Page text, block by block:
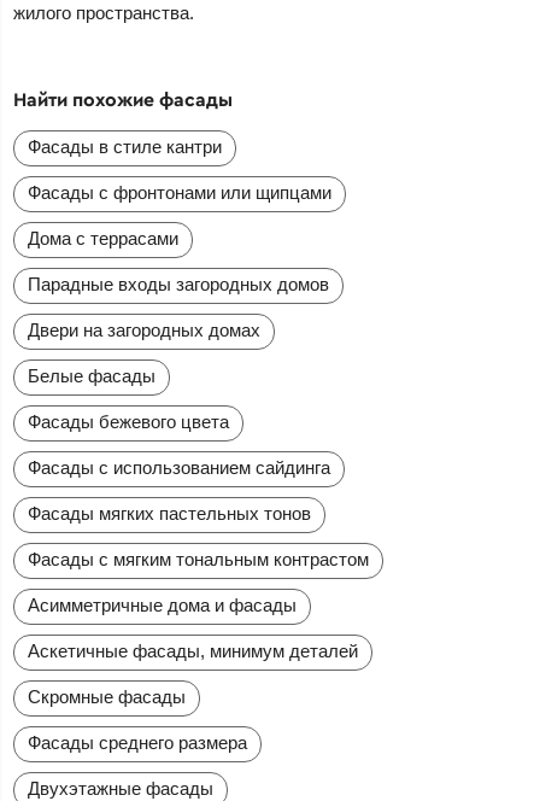
жилого пространства.
Найти похожие фасады
Фасады в стиле кантри
Фасады с фронтонами или щипцами
Дома с террасами
Парадные входы загородных домов
Двери на загородных домах
Белые фасады
Фасады бежевого цвета
Фасады с использованием сайдинга
Фасады мягких пастельных тонов
Фасады с мягким тональным контрастом
Асимметричные дома и фасады
Аскетичные фасады, минимум деталей
Скромные фасады
Фасады среднего размера
Двухэтажные фасады